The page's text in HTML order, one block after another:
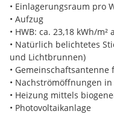
Die attraktiven
Zimmern
Garten mit Gartenhaus
natürlich belichtetes
Aufzug zu erreichen. Die
eine biogene Fernwärme-
Anschluss und
Ein Kellerabteil je
• Einlagerungsraum pro
• Aufzug
• HWB: ca. 23,18 kWh/m²
• Natürlich belichtetes
und Lichtbrunnen)
• Gemeinschaftsantenne
• Nachströmöffnungen
• Heizung mittels
• Photovoltaikanlage